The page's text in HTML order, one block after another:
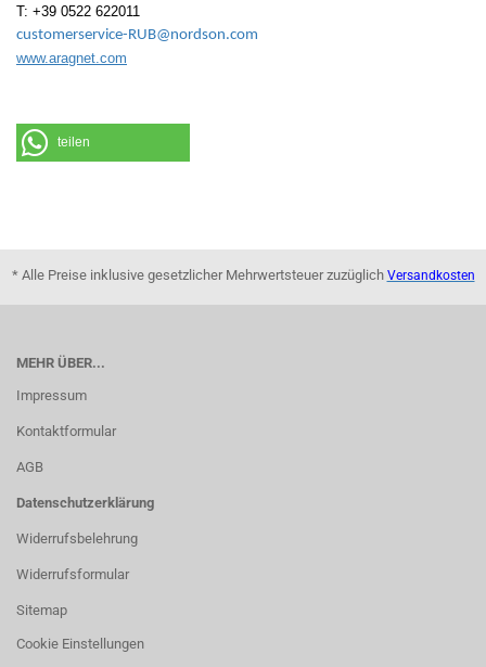
T: +39 0522 622011
customerservice-RUB@nordson.com
www.aragnet.com
teilen
* Alle Preise inklusive gesetzlicher Mehrwertsteuer zuzüglich Versandkosten
MEHR ÜBER...
Impressum
Kontaktformular
AGB
Datenschutzerklärung
Widerrufsbelehrung
Widerrufsformular
Sitemap
Cookie Einstellungen